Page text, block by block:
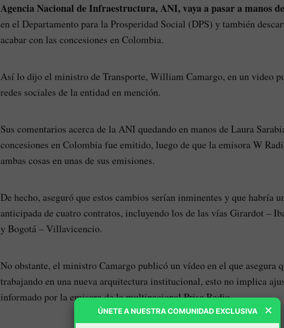
Agencia Nacional de Infraestructura, ANI, vaya a pasar a manos
en el Departamento para la Prosperidad Social (DPS) y también
acabar con las concesiones en Colombia.
Así lo dijo el ministro de Transporte, William Camargo, en un video
redes sociales de la entidad en mención.
Sus comentarios acerca de la ANI quedando en manos de Laura
concesiones en Colombia fue emitido, luego de que la emisora W
ambas cosas en unas de sus emisiones.
De hecho, aseguró que estos cambios serían inminentes y que habría
anticipada de cuatro contratos, incluyendo los de las vías Girardot –
y Bogotá – Villavicencio.
No obstante, el ministro Camargo publicó un vídeo en el que asegura
trabajando en una nueva arquitectura institucional, esto no implica
informado por la emisora de la multinacional Prisa Radio.
×
ÚNETE A NUESTRA COMUNIDAD EXCLUSIVA